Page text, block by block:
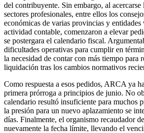
del contribuyente. Sin embargo, al acercarse
sectores profesionales, entre ellos los
económicas de varias provincias y entidades
actividad contable, comenzaron a elevar
se postergara el calendario fiscal.
dificultades operativas para cumplir en
la necesidad de contar con más tiempo para
liquidación tras los cambios normativos
Como respuesta a esos pedidos, ARCA ya
primera prórroga a principios de junio. No
calendario resultó insuficiente para muchos
la presión para un nuevo aplazamiento se
días. Finalmente, el organismo recaudador
nuevamente la fecha límite, llevando el